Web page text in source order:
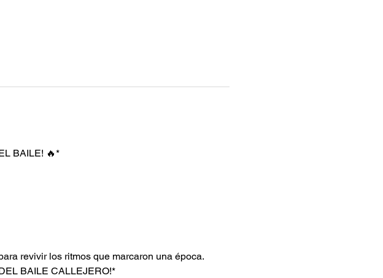
BAILE! 🔥*
revivir los ritmos que marcaron una época.
BAILE CALLEJERO!*